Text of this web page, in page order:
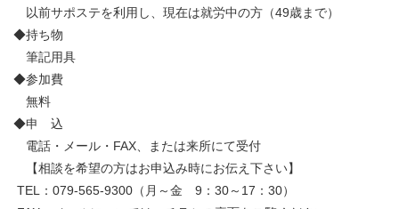
以前サポステを利用し、現在は就労中の方（49歳まで）
◆持ち物
筆記用具
◆参加費
無料
◆申 込
電話・メール・FAX、または来所にて受付
【相談を希望の方はお申込み時にお伝え下さい】
TEL：079-565-9300（月～金 9：30～17：30）